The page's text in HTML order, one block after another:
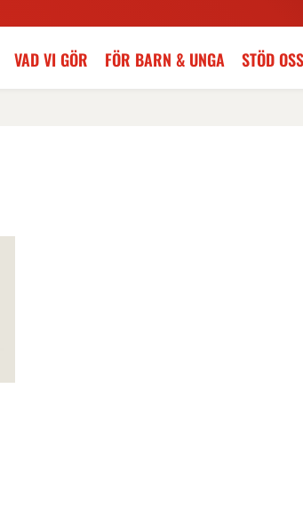
VAD VI GÖR FÖR BARN & UNGA STÖD OSS